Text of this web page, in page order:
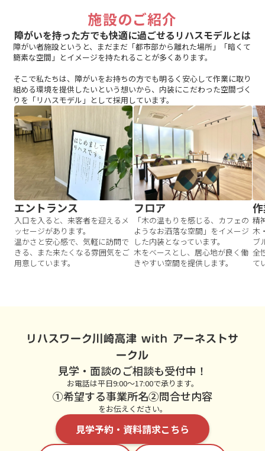
施設のご紹介
障がいを持った方でも快適に過ごせるリハスモデルとは
障がい者施設というと、まだまだ「都市部から離れた場所」「暗くて
簡素な空間」とイメージを持たれることが多くあります。
そこで私たちは、障がいをお持ちの方でも明るく安心して作業に取り
組める環境を提供したいという想いから、内装にこだわった空間づく
りを「リハスモデル」として採用しています。
エントランス
入口を入ると、来客者を迎えるメ
ッセージがあります。
温かさと安心感で、気軽に訪問で
きる、また来たくなる雰囲気をご
用意しています。
フロア
「木の温もりを感じる、カフェの
ようなお洒落な空間」をイメージ
した内装となっています。
木をベースとし、居心地が良く働
きやすい空間を提供します。
精
木
ブ
全
て
リハスワーク川崎高津 with アーネストサ
ークル
見学・面談のご相談も受付中！
をお伝えください。
①希望する事業所名②問合せ内容
お電話は平日9:00～17:00で承ります。
見学予約・資料請求こちら